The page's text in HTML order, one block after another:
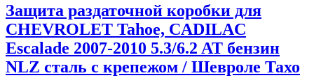
Защита раздаточной коробки для
CHEVROLET Tahoe, CADILAC
Escalade 2007-2010 5.3/6.2 AT бензин
NLZ сталь с крепежом / Шевроле Тахо